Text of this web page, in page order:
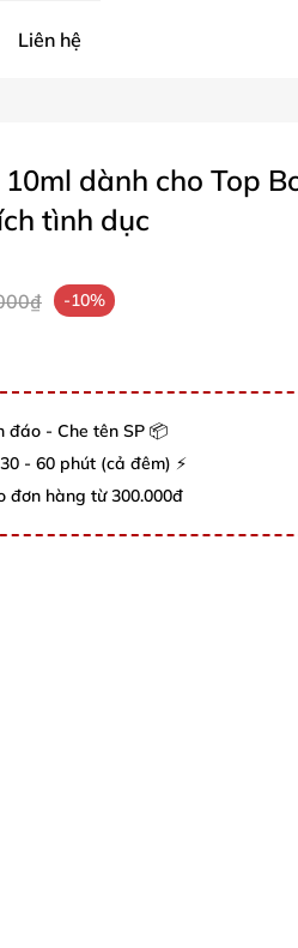
Liên hệ
10ml dành cho Top
tình dục
-10%
đáo - Che tên SP 📦
- 60 phút (cả đêm) ⚡
đơn hàng từ 300.000đ